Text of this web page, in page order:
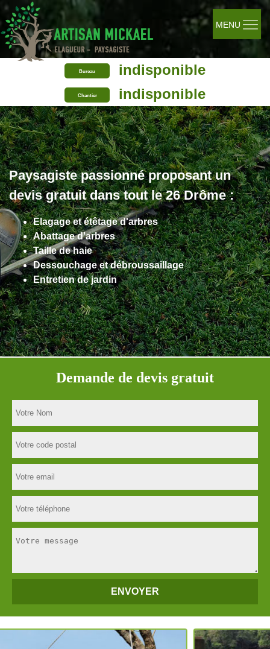
Bureau indisponible
Chantier indisponible
MENU
Paysagiste passionné proposant un
devis gratuit dans tout le 26 Drôme :
Elagage et étêtage d'arbres
Abattage d'arbres
Taille de haie
Dessouchage et débroussaillage
Entretien de jardin
Demande de devis gratuit